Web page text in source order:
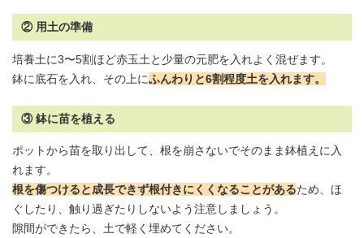
② 用土の準備
培養土に3〜5割ほど赤玉土と少量の元肥を入れよく混ぜます。
鉢に底石を入れ、その上にふんわりと6割程度土を入れます。
③ 鉢に苗を植える
ポットから苗を取り出して、根を崩さないでそのまま鉢植えに入
れます。
根を傷つけると成長できず根付きにくくなることがあるため、ほ
ぐしたり、触り過ぎたりしないよう注意しましょう。
隙間ができたら、土で軽く埋めてください。